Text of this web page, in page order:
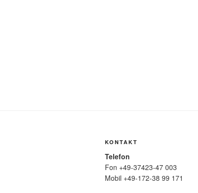
KONTAKT
Telefon
Fon +49-37423-47 003
Mobil +49-172-38 99 171